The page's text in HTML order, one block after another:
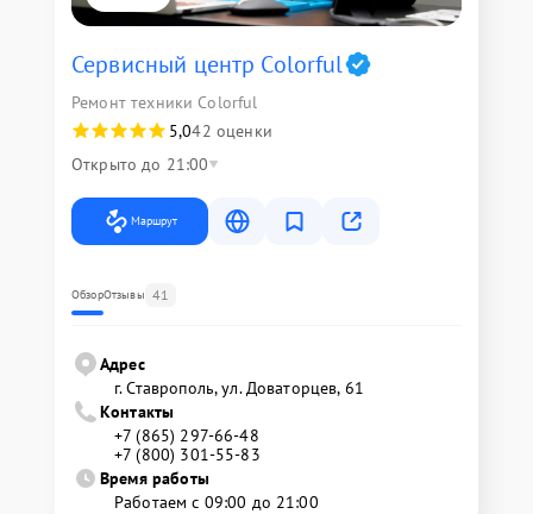
Сервисный центр Colorful
Ремонт техники Colorful
5,042 оценки
Открыто до 21:00
Маршрут
ОбзорОтзывы 41
Адрес
г. Ставрополь, ул. Доваторцев, 61
Контакты
+7 (865) 297-66-48
+7 (800) 301-55-83
Время работы
Работаем с 09:00 до 21:00